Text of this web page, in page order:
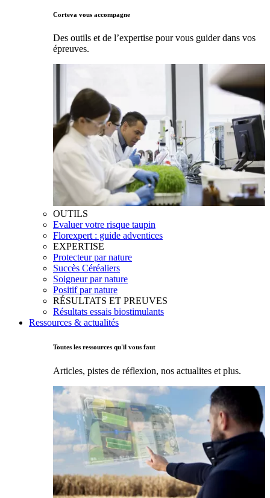
Corteva vous accompagne
Des outils et de l’expertise pour vous guider dans vos
épreuves.
OUTILS
Evaluer votre risque taupin
Florexpert : guide adventices
EXPERTISE
Protecteur par nature
Succès Céréaliers
Soigneur par nature
Positif par nature
RÉSULTATS ET PREUVES
Résultats essais biostimulants
Ressources & actualités
Toutes les ressources qu'il vous faut
Articles, pistes de réflexion, nos actualites et plus.